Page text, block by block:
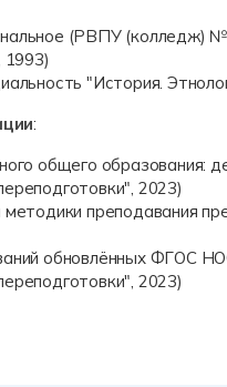
(РВПУ (колледж) №
1993)
"История.
:
общего образования:
2023)
методики преподавания
обновлённых ФГОС
2023)